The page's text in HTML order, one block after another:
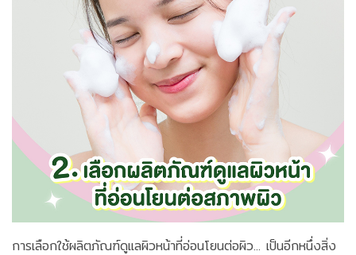
การเลือกใช้ผลิตภัณฑ์ดูแลผิวหน้าที่อ่อนโยนต่อผิว... เป็นอีกหนึ่งสิ่ง